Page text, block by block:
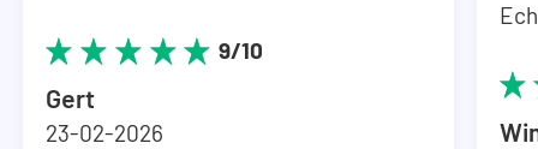
9/10
Gert
23-02-2026